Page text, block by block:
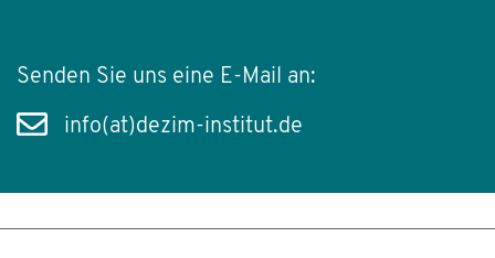
Senden Sie uns eine E-Mail an:
info(at)dezim-institut.de